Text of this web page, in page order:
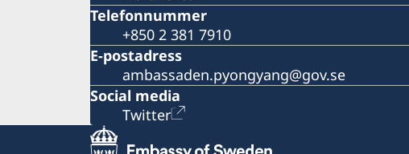
Telefonnummer
+850 2 381 7910
E-postadress
ambassaden.pyongyang@gov.se
Social media
Twitter